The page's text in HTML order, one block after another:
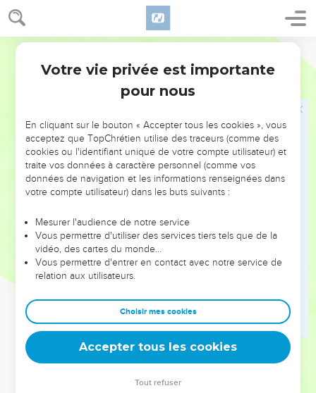
Apocalypse 11
19 Plusieurs interprètes rattachent
estimant que les phénomènes décrits introduisent la vision
suivante. Cependant on peut le considérer aussi comme une
conclusion de la scène qui vient d'être dépeinte : au
cantique de louanges qui retentit dans le ciel (
Dieu répond en ouvrantle temple ; l'arche de son alliance
éclatent.
Ces mêmes signes avaient paru dans la vision initiale du
trône ; (Apocalypse 4.5) ils se manifestent encore dans cette
scène céleste destinée à inaugurer une nouvelle série de
Quoi qu'il en soit, le sens de ces symboles est clair : le
temple ouvertsignifie que le saint des saints est accessible
et que Dieu va agir avec puissance ; l'
l'accomplissement des promesses de l'alliance, les
éclairs,
tonnerres, letremblement de terresont les signes
précurseurs du jugement dernier.
Votre vie privée est importante
pour nous
En cliquant sur le bouton « Accepter tous les cookies », vous
acceptez que TopChrétien utilise des traceurs (comme des
cookies ou l'identifiant unique de votre compte utilisateur) et
traite vos données à caractère personnel (comme vos
données de navigation et les informations renseignées dans
votre compte utilisateur) dans les buts suivants :
Mesurer l'audience de notre service
Vous permettre d'utiliser des services tiers tels que de la
vidéo, des cartes du monde…
Vous permettre d'entrer en contact avec notre service de
relation aux utilisateurs.
Choisir mes cookies
Accepter tous les cookies
Tout refuser